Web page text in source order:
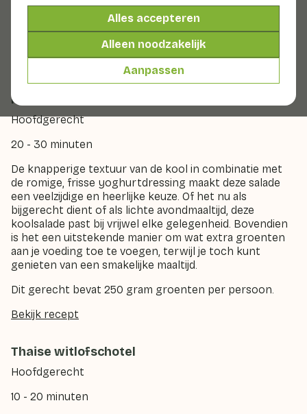
Alles accepteren
Alleen noodzakelijk
Aanpassen
vormen de basis voor een scala aan heerlijke
gerechten. Ter ere van deze bijzondere dag delen we in
deze blog enkele verrukkelijke recepten waarin wit
centraal staat. Laat je inspireren en probeer vanavond
nog een wit gerecht uit.
Koolsalade met yoghurtdressing
Hoofdgerecht
20 - 30 minuten
De knapperige textuur van de kool in combinatie met
de romige, frisse yoghurtdressing maakt deze salade
een veelzijdige en heerlijke keuze. Of het nu als
bijgerecht dient of als lichte avondmaaltijd, deze
koolsalade past bij vrijwel elke gelegenheid. Bovendien
is het een uitstekende manier om wat extra groenten
aan je voeding toe te voegen, terwijl je toch kunt
genieten van een smakelijke maaltijd.
Dit gerecht bevat 250 gram groenten per persoon.
Bekijk recept
Thaise witlofschotel
Hoofdgerecht
10 - 20 minuten